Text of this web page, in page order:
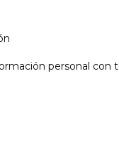
personal con